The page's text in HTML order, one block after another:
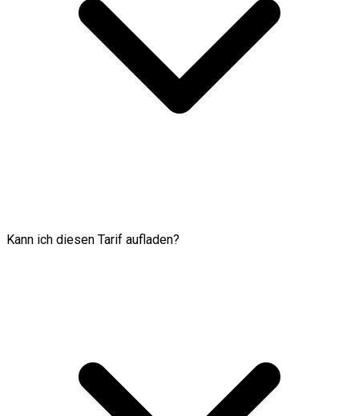
Kann ich diesen Tarif aufladen?